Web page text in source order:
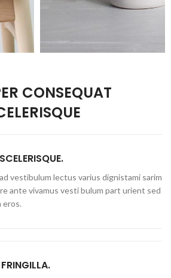
CONSEQUAT
vestibulum lectus varius dignistami sarim
ante vivamus vesti bulum part urient sed
eros.